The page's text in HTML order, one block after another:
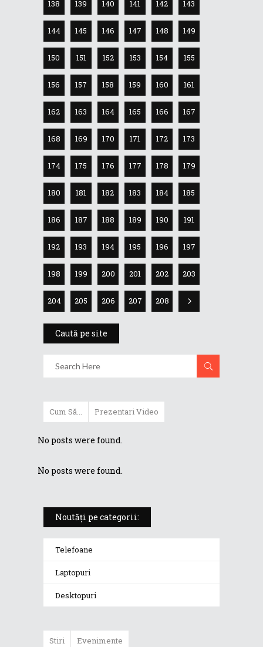
138 139 140 141 142 143
144 145 146 147 148 149
150 151 152 153 154 155
156 157 158 159 160 161
162 163 164 165 166 167
168 169 170 171 172 173
174 175 176 177 178 179
180 181 182 183 184 185
186 187 188 189 190 191
192 193 194 195 196 197
198 199 200 201 202 203
204 205 206 207 208
Caută pe site
Cum Să... Prezentari Video
No posts were found.
No posts were found.
Noutăți pe categorii:
Telefoane
Laptopuri
Desktopuri
Stiri Evenimente